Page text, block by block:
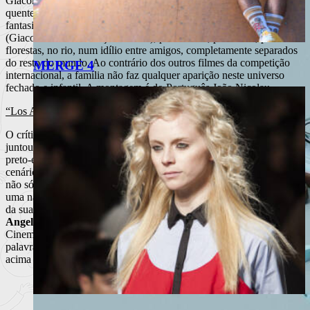
MERGE 4
quente e sonolento, com uma câmara tão naturalista que se torna
fantasiosa. Repetem-se as deambulações e as brincadeiras de criança
(Giacomo é uma criança crescida), pelas feiras, por bailes, por
florestas, no rio, num idílio entre amigos, completamente separados
do resto do mundo. Ao contrário dos outros filmes da competição
internacional, a família não faz qualquer aparição neste universo
fechado e infantil. A montagem é do Português João Nicolau.
“Los Angeles Plays Itself”, de Thom Andersen
O crítico e professor
Thom Andersen
, angelino dos sete costados,
juntou pedacinhos de vários filmes — antigos e novos, a cores e a
preto-e-branco, independentes e grandes produções — que têm por
cenário Los Angeles (ou “personagem” — daí o título), recriando
não só a história da cidade (uma história de perda de identidade, de
uma não-cidade, muito por culpa de Hollywood), como a evolução
da sua representação nos filmes. Com quase três horas,“Los
Angeles Plays Itself”é um ensaio interessantíssimo sobre o
Cinema, veiculado por um narrador rabugento (ou melhor, as
palavras de Andersen, que este diz, é que são rabugentas), que,
acima de tudo, não quer que chamem à sua cidade L.A.